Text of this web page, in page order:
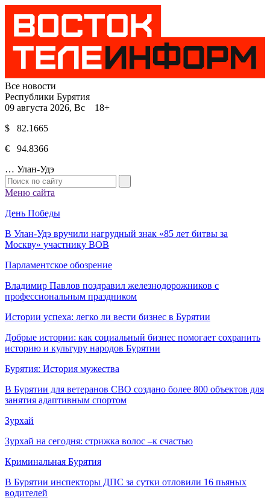
Все новости
Республики Бурятия
09 августа 2026, Вс 18+
$ 82.1665
€ 94.8366
… Улан-Удэ
Меню сайта
День Победы
В Улан-Удэ вручили нагрудный знак «85 лет битвы за
Москву» участнику ВОВ
Парламентское обозрение
Владимир Павлов поздравил железнодорожников с
профессиональным праздником
Истории успеха: легко ли вести бизнес в Бурятии
Добрые истории: как социальный бизнес помогает сохранить
историю и культуру народов Бурятии
Бурятия: История мужества
В Бурятии для ветеранов СВО создано более 800 объектов для
занятия адаптивным спортом
Зурхай
Зурхай на сегодня: стрижка волос –к счастью
Криминальная Бурятия
В Бурятии инспекторы ДПС за сутки отловили 16 пьяных
водителей